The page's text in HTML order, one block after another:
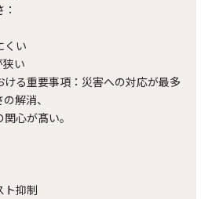
くい
い
る重要事項：災害への対応が最多
解消、
心が髙い。
抑制